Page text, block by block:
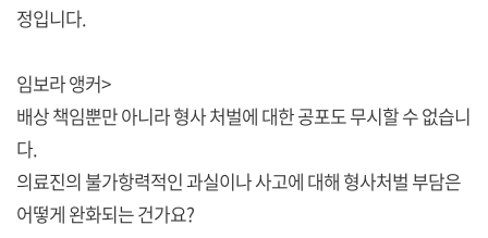
정입니다.
임보라 앵커>
배상 책임뿐만 아니라 형사 처벌에 대한 공포도 무시할 수 없습니
다.
의료진의 불가항력적인 과실이나 사고에 대해 형사처벌 부담은
어떻게 완화되는 건가요?